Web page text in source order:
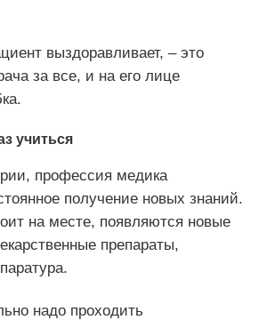
выздоравливает, – это
за все, и на его лице
учиться
профессия медика
получение новых знаний.
на месте, появляются новые
препараты,
надо проходить